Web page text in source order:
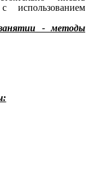
использованием
- методы